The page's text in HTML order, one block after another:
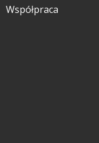
Współpraca